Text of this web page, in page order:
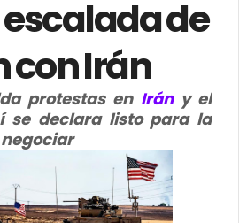
de
con Irán
protestas en Irány el
se declara listo para la